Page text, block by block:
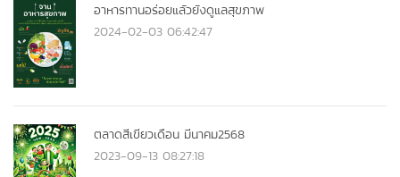
อาหารทานอร่อยแลัวยังดูแลสุขภาพ
2024-02-03 06:42:47
ตลาดสีเขียวเดือน มีนาคม2568
2023-09-13 08:27:18